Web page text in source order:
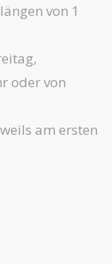
von 1
oder von
am ersten